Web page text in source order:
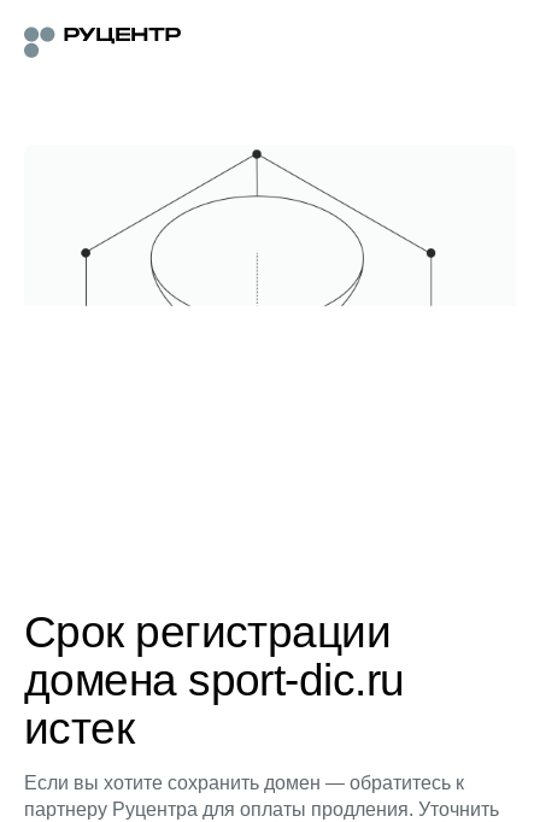
Срок регистрации
домена sport-dic.ru
истек
Если вы хотите сохранить домен — обратитесь к
партнеру Руцентра для оплаты продления. Уточнить